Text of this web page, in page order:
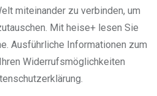
miteinander zu verbinden, um
Mit heise+ lesen Sie
Ausführliche Informationen zum
Widerrufsmöglichkeiten